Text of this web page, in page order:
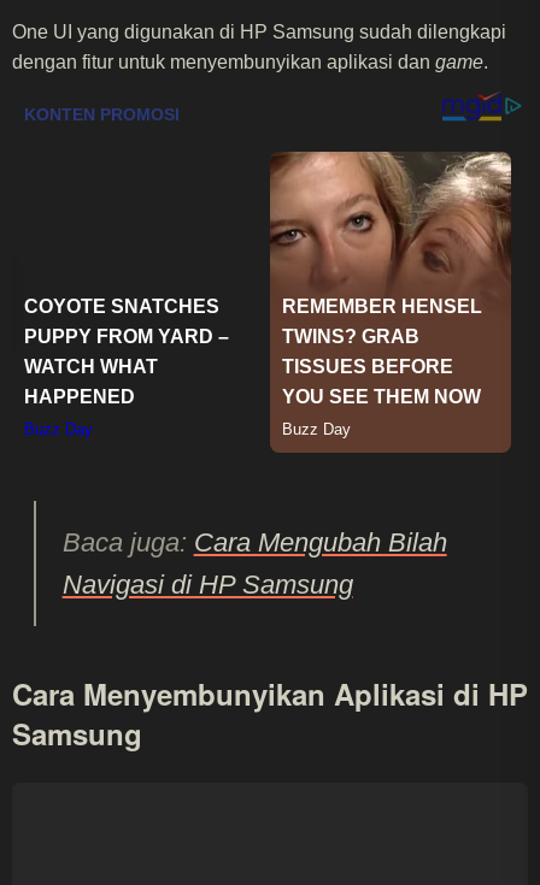
One UI yang digunakan di HP Samsung sudah dilengkapi
dengan fitur untuk menyembunyikan aplikasi dan game.
Baca juga: Cara Mengubah Bilah
Navigasi di HP Samsung
Cara Menyembunyikan Aplikasi di HP
Samsung